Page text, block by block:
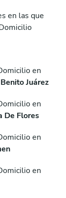
en las que
en
Juárez
en
De Flores
en
en